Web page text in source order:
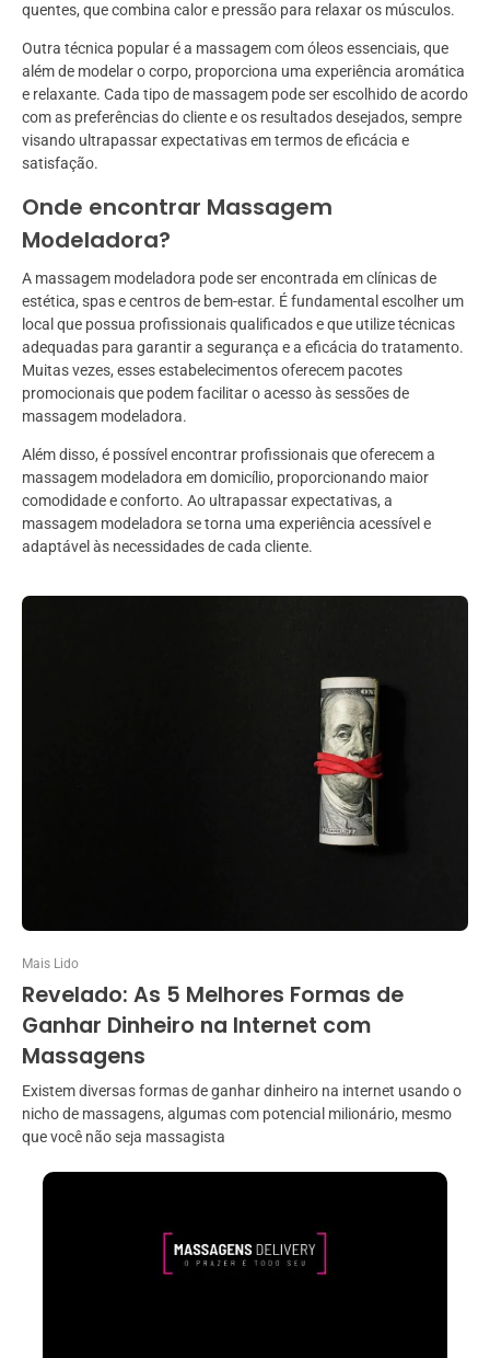
quentes, que combina calor e pressão para relaxar os músculos.
Outra técnica popular é a massagem com óleos essenciais, que
além de modelar o corpo, proporciona uma experiência aromática
e relaxante. Cada tipo de massagem pode ser escolhido de acordo
com as preferências do cliente e os resultados desejados, sempre
visando ultrapassar expectativas em termos de eficácia e
satisfação.
Onde encontrar Massagem
Modeladora?
A massagem modeladora pode ser encontrada em clínicas de
estética, spas e centros de bem-estar. É fundamental escolher um
local que possua profissionais qualificados e que utilize técnicas
adequadas para garantir a segurança e a eficácia do tratamento.
Muitas vezes, esses estabelecimentos oferecem pacotes
promocionais que podem facilitar o acesso às sessões de
massagem modeladora.
Além disso, é possível encontrar profissionais que oferecem a
massagem modeladora em domicílio, proporcionando maior
comodidade e conforto. Ao ultrapassar expectativas, a
massagem modeladora se torna uma experiência acessível e
adaptável às necessidades de cada cliente.
Mais Lido
Revelado: As 5 Melhores Formas de
Ganhar Dinheiro na Internet com
Massagens
Existem diversas formas de ganhar dinheiro na internet usando o
nicho de massagens, algumas com potencial milionário, mesmo
que você não seja massagista